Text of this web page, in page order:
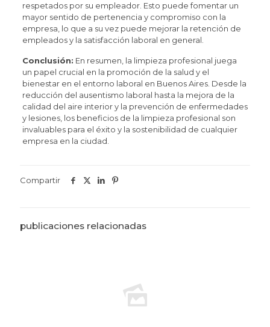
respetados por su empleador. Esto puede fomentar un
mayor sentido de pertenencia y compromiso con la
empresa, lo que a su vez puede mejorar la retención de
empleados y la satisfacción laboral en general.
Conclusión: En resumen, la limpieza profesional juega
un papel crucial en la promoción de la salud y el
bienestar en el entorno laboral en Buenos Aires. Desde la
reducción del ausentismo laboral hasta la mejora de la
calidad del aire interior y la prevención de enfermedades
y lesiones, los beneficios de la limpieza profesional son
invaluables para el éxito y la sostenibilidad de cualquier
empresa en la ciudad.
Compartir
publicaciones relacionadas